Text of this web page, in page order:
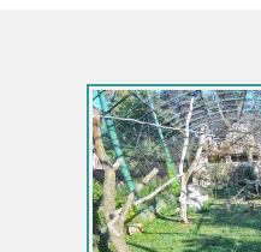
Zagreb - Center
Bana Jelačića